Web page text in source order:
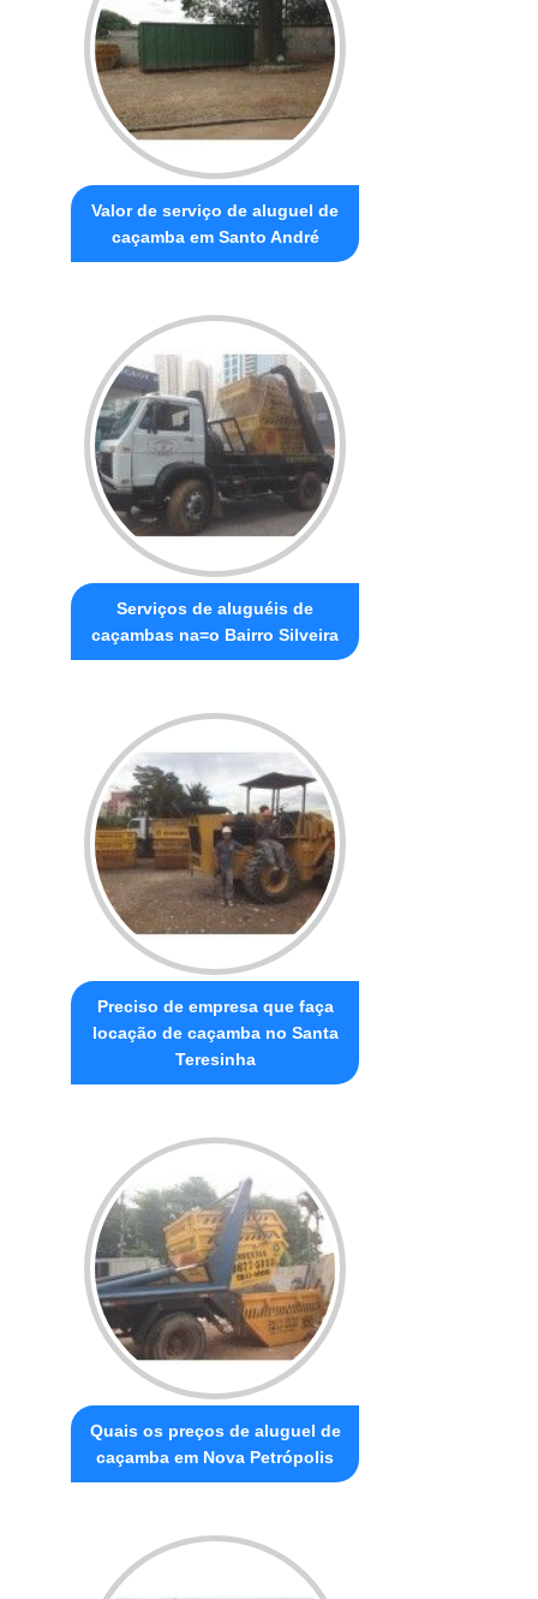
Valor de serviço de aluguel de
caçamba em Santo André
Serviços de aluguéis de
caçambas na=o Bairro Silveira
Preciso de empresa que faça
locação de caçamba no Santa
Teresinha
Quais os preços de aluguel de
caçamba em Nova Petrópolis